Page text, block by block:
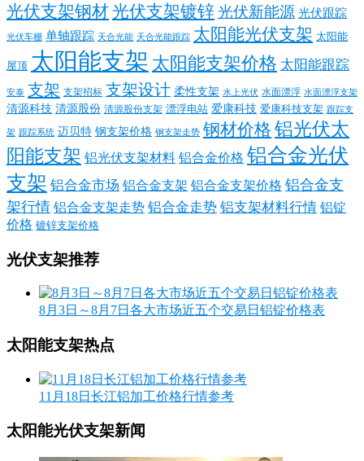
光伏支架钢材光伏支架镀锌光伏新能源 光伏跟踪
光伏车棚 单轴跟踪 天合光能 天合光能跟踪 太阳能光伏支架 太阳能
屋顶 太阳能支架 太阳能支架价格 太阳能跟踪
安泰 支架 支架招标 支架设计 柔性支架 水上光伏 水面漂浮 水面漂浮支架
清源科技 清源股份 清源股份支架 漂浮电站 爱康科技 爱康科技支架 跟踪支
架 跟踪系统 迈贝特 钢支架价格 钢支架走势 钢材价格 铝光伏太
阳能支架 铝光伏支架材料 铝合金价格 铝合金光伏
支架 铝合金市场 铝合金支架 铝合金支架价格 铝合金支
架行情 铝合金支架走势 铝合金走势 铝支架材料行情 铝锭
价格 镀锌支架价格
光伏支架推荐
8月3日～8月7日各大市场近五个交易日铝锭价格表
太阳能支架热点
11月18日长江铝加工价格行情参考
太阳能光伏支架新闻